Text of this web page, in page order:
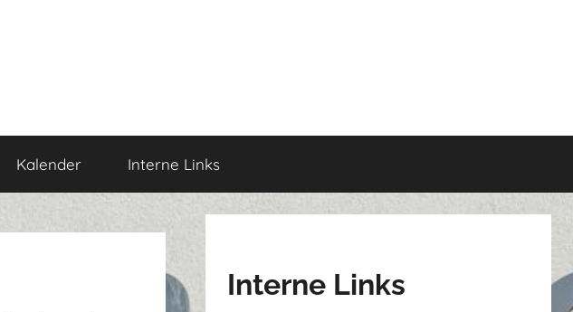
Kalender Interne Links
Interne Links